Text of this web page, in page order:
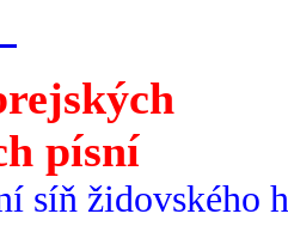
písní
síň židovského